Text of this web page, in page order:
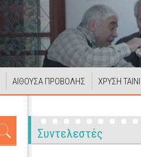
ΑΙΘΟΥΣΑ ΠΡΟΒΟΛΗΣ ΧΡΥΣΗ
Συντελεστές